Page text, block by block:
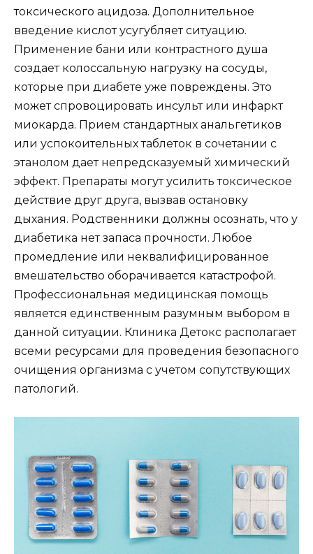
токсического ацидоза. Дополнительное
введение кислот усугубляет ситуацию.
Применение бани или контрастного душа
создает колоссальную нагрузку на сосуды,
которые при диабете уже повреждены. Это
может спровоцировать инсульт или инфаркт
миокарда. Прием стандартных анальгетиков
или успокоительных таблеток в сочетании с
этанолом дает непредсказуемый химический
эффект. Препараты могут усилить токсическое
действие друг друга, вызвав остановку
дыхания. Родственники должны осознать, что у
диабетика нет запаса прочности. Любое
промедление или неквалифицированное
вмешательство оборачивается катастрофой.
Профессиональная медицинская помощь
является единственным разумным выбором в
данной ситуации. Клиника Детокс располагает
всеми ресурсами для проведения безопасного
очищения организма с учетом сопутствующих
патологий.